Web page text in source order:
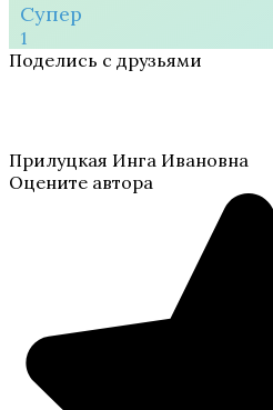
Супер
1
Поделись с друзьями
Прилуцкая Инга Ивановна
Оцените автора